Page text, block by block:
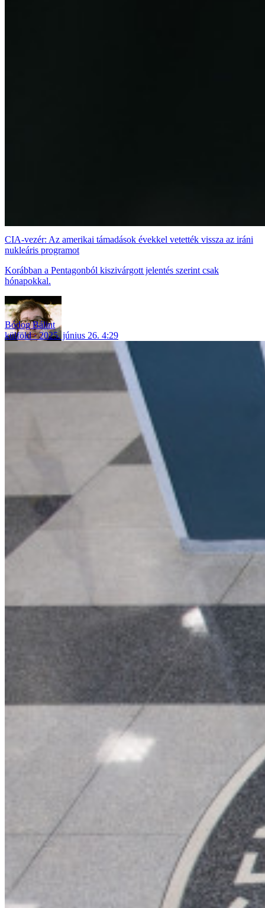
CIA-vezér: Az amerikai támadások évekkel vetették vissza az iráni
nukleáris programot
Korábban a Pentagonból kiszivárgott jelentés szerint csak
hónapokkal.
Bódog Bálint
külföld
2025. június 26. 4:29